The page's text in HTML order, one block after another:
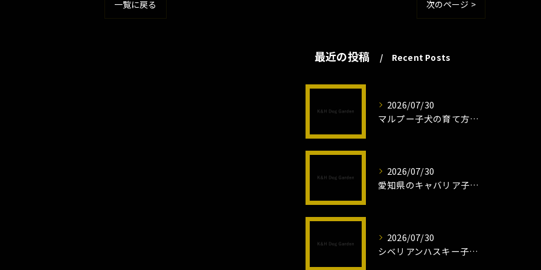
一覧に戻る 次のページ >
最近の投稿 Recent Posts
2026/07/30
マルプー子犬の育て方と魅力解説
2026/07/30
愛知県のキャバリア子犬の魅力秘話
2026/07/30
シベリアンハスキー子犬の魅力と飼育法